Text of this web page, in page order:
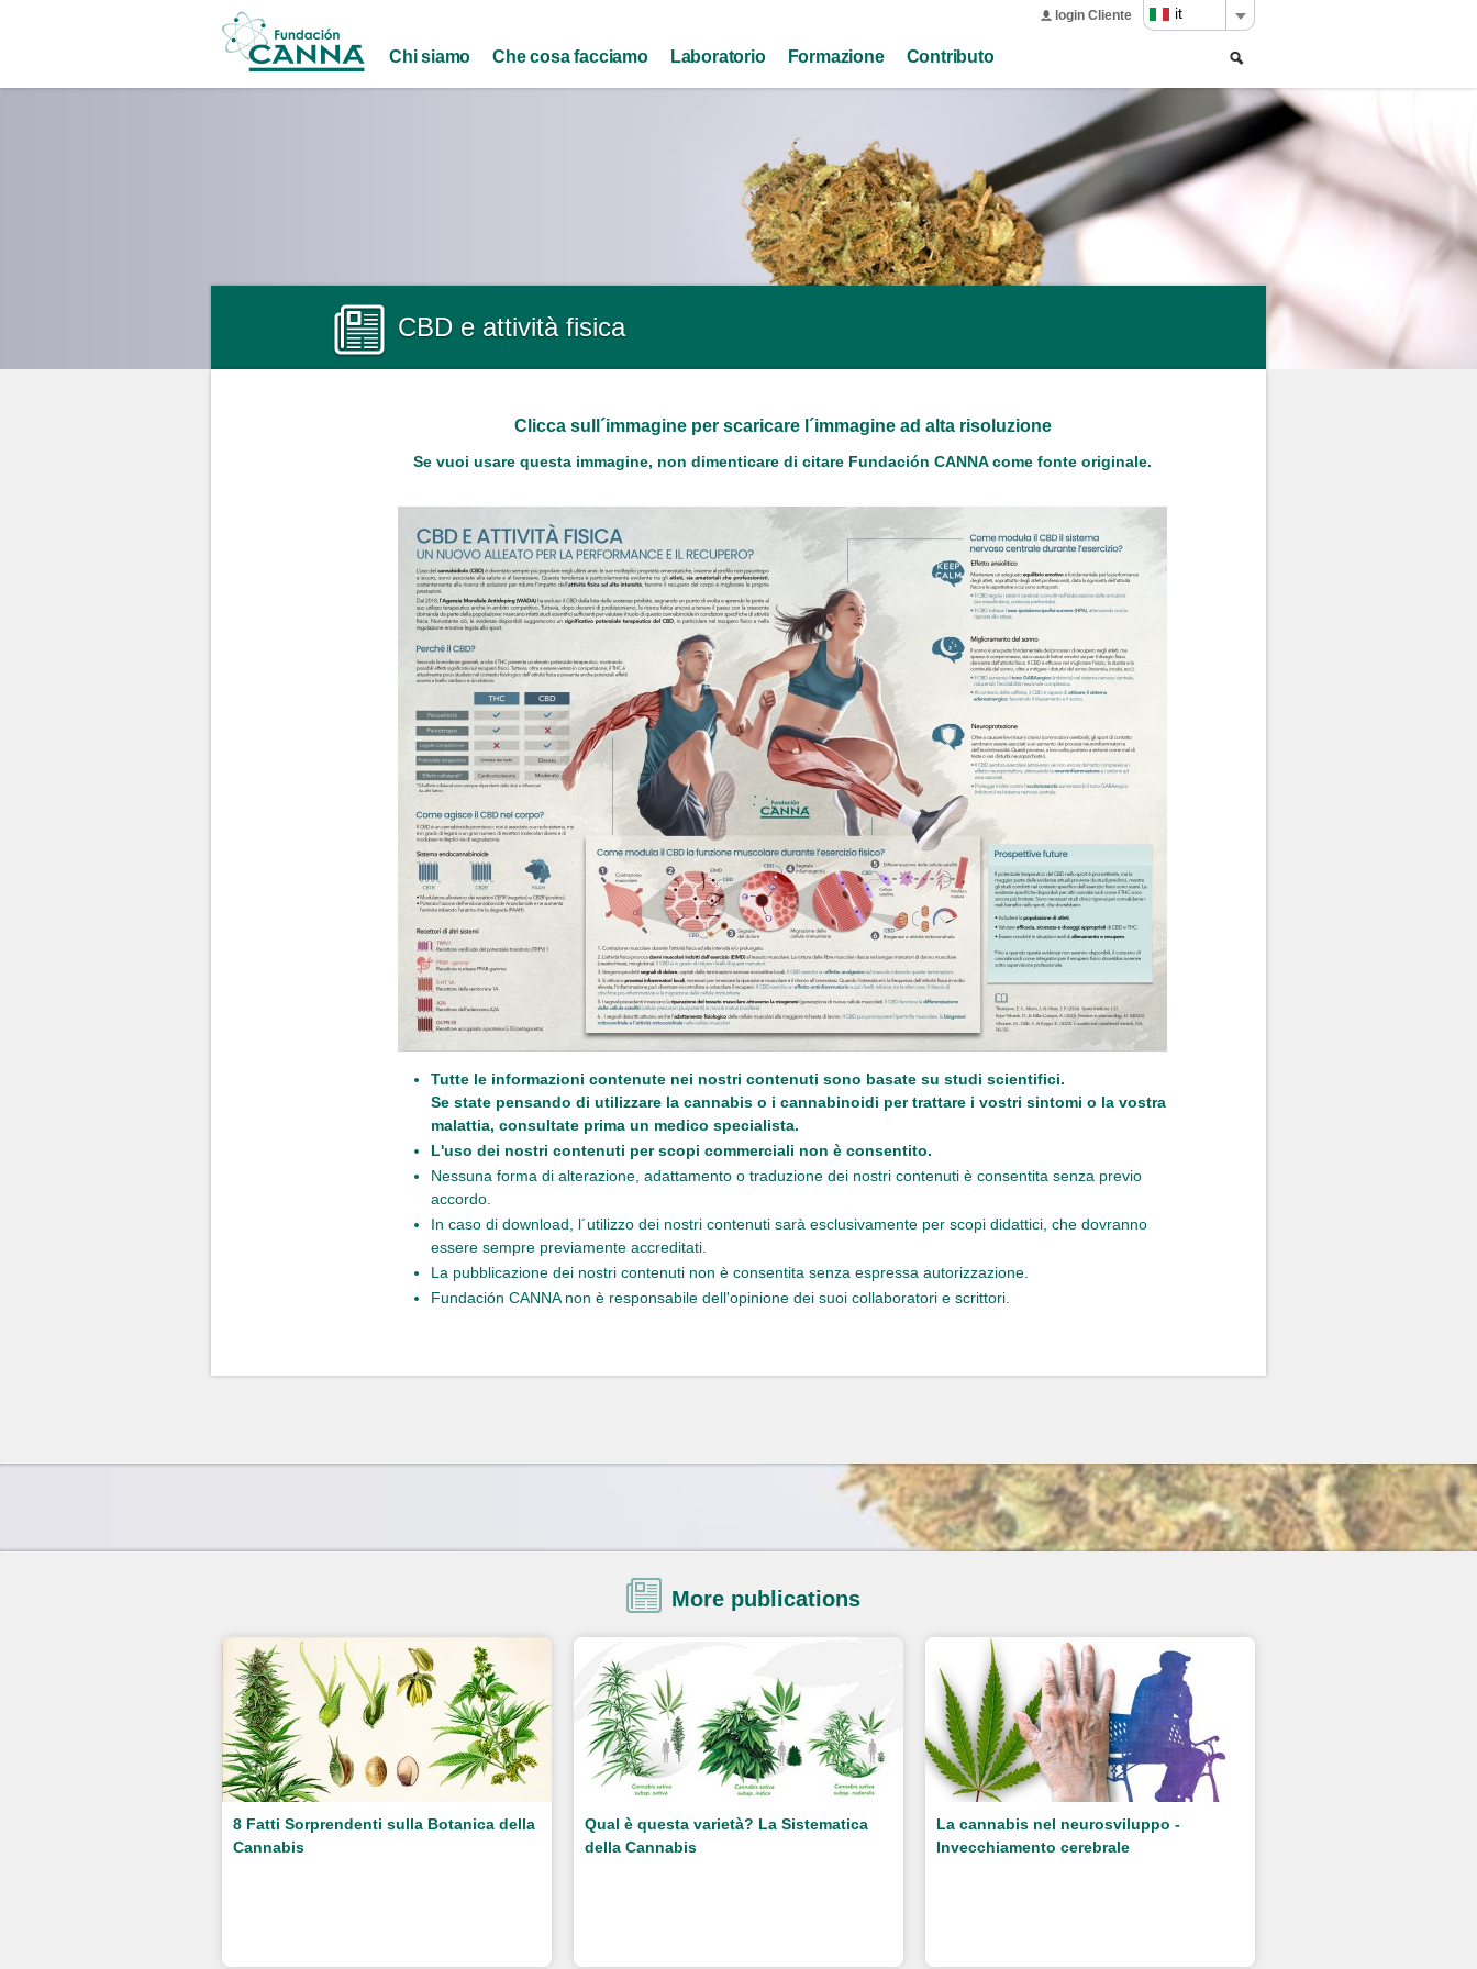
content
it
login Cliente
Main menu
Chi siamo Che cosa facciamo Laboratorio Formazione Contributo
Search
form
Ricerca
CBD e attività fisica
Clicca sull´immagine per scaricare l´immagine ad alta risoluzione
Se vuoi usare questa immagine, non dimenticare di citare Fundación CANNA come fonte originale.
Tutte le informazioni contenute nei nostri contenuti sono basate su studi scientifici.
Se state pensando di utilizzare la cannabis o i cannabinoidi per trattare i vostri sintomi o la vostra
malattia, consultate prima un medico specialista.
L'uso dei nostri contenuti per scopi commerciali non è consentito.
Nessuna forma di alterazione, adattamento o traduzione dei nostri contenuti è consentita senza previo
accordo.
In caso di download, l´utilizzo dei nostri contenuti sarà esclusivamente per scopi didattici, che dovranno
essere sempre previamente accreditati.
La pubblicazione dei nostri contenuti non è consentita senza espressa autorizzazione.
Fundación CANNA non è responsabile dell'opinione dei suoi collaboratori e scrittori.
More publications
8 Fatti Sorprendenti sulla Botanica della
Cannabis
Qual è questa varietà? La Sistematica
della Cannabis
La cannabis nel neurosviluppo -
Invecchiamento cerebrale